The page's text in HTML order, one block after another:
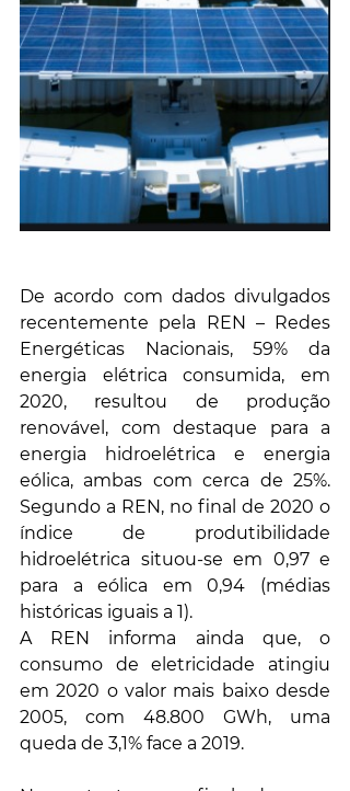
De acordo com dados divulgados
recentemente pela REN – Redes
Energéticas Nacionais, 59% da
energia elétrica consumida, em
2020, resultou de produção
renovável, com destaque para a
energia hidroelétrica e energia
eólica, ambas com cerca de 25%.
Segundo a REN, no final de 2020 o
índice de produtibilidade
hidroelétrica situou-se em 0,97 e
para a eólica em 0,94 (médias
históricas iguais a 1).
A REN informa ainda que, o
consumo de eletricidade atingiu
em 2020 o valor mais baixo desde
2005, com 48.800 GWh, uma
queda de 3,1% face a 2019.